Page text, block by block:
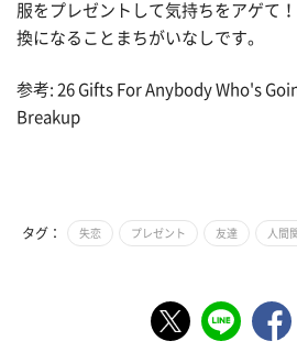
服をプレゼントして気持ちをアゲて
換になることまちがいなしです。
参考: 26 Gifts For Anybody Who's
Breakup
タグ： 失恋 プレゼント 友達 人間